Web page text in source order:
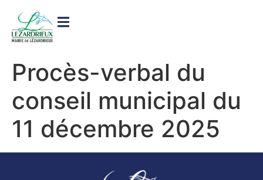
principal
Procès-verbal du
conseil municipal du
11 décembre 2025